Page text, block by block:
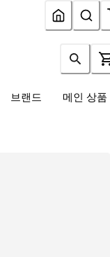
브랜드 메인 상품